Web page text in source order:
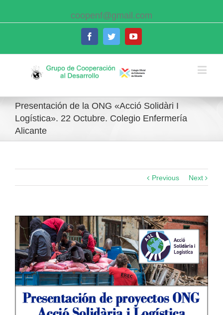
coopenf@gmail.com
FacebookTwitterYoutube
Presentación de la ONG «Acció Solidàri I
Logística». 22 Octubre. Colegio Enfermería
Alicante
Previous Next
View
Larger
Image